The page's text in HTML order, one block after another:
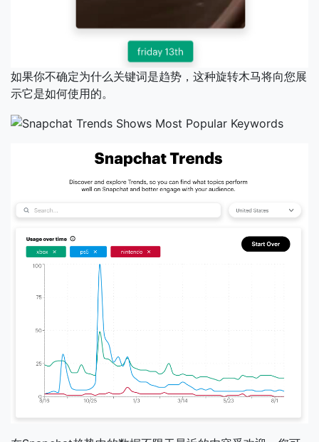
如果你不确定为什么关键词是趋势，这种旋转木马将向您展
示它是如何使用的。